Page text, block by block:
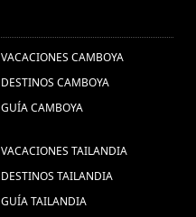
VACACIONES CAMBOYA
DESTINOS CAMBOYA
GUÍA CAMBOYA
VACACIONES TAILANDIA
DESTINOS TAILANDIA
GUÍA TAILANDIA